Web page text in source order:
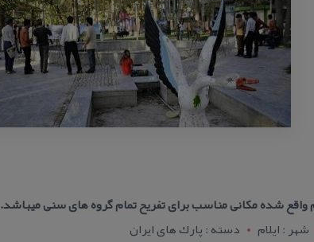
واقع شده مكانی مناسب برای تفریح تمام گروه های سنی میباشد.
شهر : ایلام
دسته : پارك های ایران